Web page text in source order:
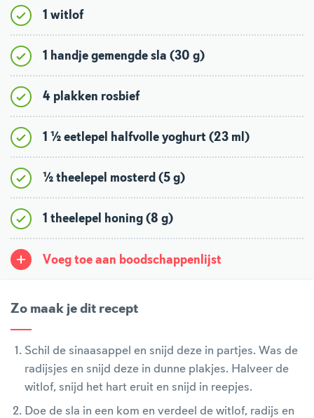
1 witlof
1 handje gemengde sla (30 g)
4 plakken rosbief
1 ½ eetlepel halfvolle yoghurt (23 ml)
½ theelepel mosterd (5 g)
1 theelepel honing (8 g)
Voeg toe aan boodschappenlijst
Zo maak je dit recept
Schil de sinaasappel en snijd deze in partjes. Was de
radijsjes en snijd deze in dunne plakjes. Halveer de
witlof, snijd het hart eruit en snijd in reepjes.
Doe de sla in een kom en verdeel de witlof, radijs en